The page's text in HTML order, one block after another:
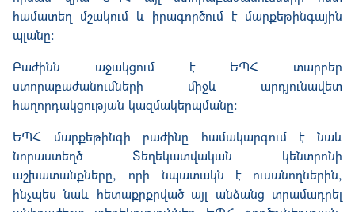
համատեղ մշակում և իրագործում է մարքեթինգային
պլանը:
Բաժինն աջակցում է ԵՊՀ տարբեր
ստորաբաժանումների միջև արդյունավետ
հաղորդակցության կազմակերպմանը:
ԵՊՀ մարքեթինգի բաժինը համակարգում է նաև
նորաստեղծ Տեղեկատվական կենտրոնի
աշխատանքները, որի նպատակն է ուսանողներին,
ինչպես նաև հետաքրքրված այլ անձանց տրամադրել